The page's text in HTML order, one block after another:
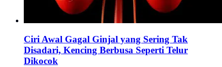
Ciri Awal Gagal Ginjal yang Sering Tak
Disadari, Kencing Berbusa Seperti Telur
Dikocok